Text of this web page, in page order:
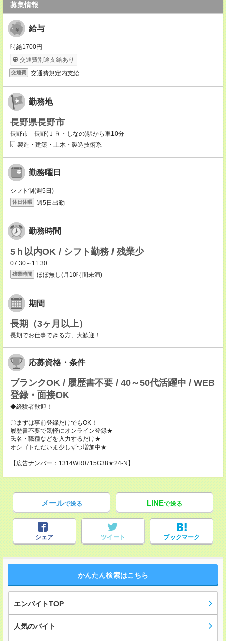
募集情報
給与
時給1700円
交通費別途支給あり
交通費 交通費規定内支給
勤務地
長野県長野市
長野市 長野(ＪＲ・しなの)駅から車10分
製造・建築・土木・製造技術系
勤務曜日
シフト制(週5日)
休日休暇 週5日出勤
勤務時間
5ｈ以内OK / シフト勤務 / 残業少
07:30～11:30
残業時間 ほぼ無し(月10時間未満)
期間
長期（3ヶ月以上）
長期でお仕事できる方、大歓迎！
応募資格・条件
ブランクOK / 履歴書不要 / 40～50代活躍中 / WEB
登録・面接OK
◆経験者歓迎！
〇まずは事前登録だけでもOK！
履歴書不要で気軽にオンライン登録★
氏名・職種などを入力するだけ★
オシゴトただいま少しずつ増加中★
【広告ナンバー：1314WR0715G38★24-N】
メールで送る LINEで送る
シェア ツイート ブックマーク
かんたん検索はこちら
エンバイトTOP
人気のバイト